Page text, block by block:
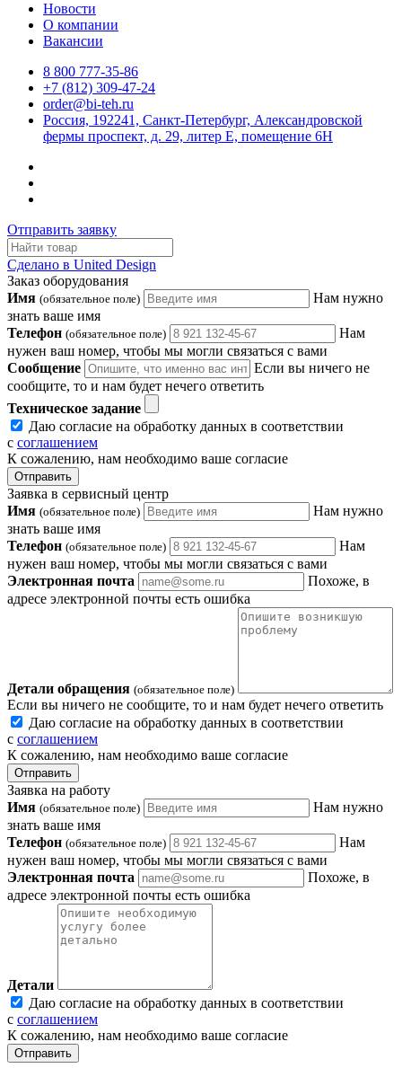
Новости
О компании
Вакансии
8 800 777-35-86
+7 (812) 309-47-24
order@bi-teh.ru
Россия, 192241, Санкт-Петербург, Александровской
фермы проспект, д. 29, литер Е, помещение 6Н
Отправить заявку
Сделано в United Design
Заказ оборудования
Имя (обязательное поле)
Нам нужно
знать ваше имя
Телефон (обязательное поле)
Нам
нужен ваш номер, чтобы мы могли связаться с вами
Сообщение
Если вы ничего не
сообщите, то и нам будет нечего ответить
Техническое задание
Даю согласие на обработку данных в соответствии
с соглашением
К сожалению, нам необходимо ваше согласие
Отправить
Заявка в сервисный центр
Имя (обязательное поле)
Нам нужно
знать ваше имя
Телефон (обязательное поле)
Нам
нужен ваш номер, чтобы мы могли связаться с вами
Электронная почта
Похоже, в
адресе электронной почты есть ошибка
Детали обращения (обязательное поле)
Если вы ничего не сообщите, то и нам будет нечего ответить
Даю согласие на обработку данных в соответствии
с соглашением
К сожалению, нам необходимо ваше согласие
Отправить
Заявка на работу
Имя (обязательное поле)
Нам нужно
знать ваше имя
Телефон (обязательное поле)
Нам
нужен ваш номер, чтобы мы могли связаться с вами
Электронная почта
Похоже, в
адресе электронной почты есть ошибка
Детали
Даю согласие на обработку данных в соответствии
с соглашением
К сожалению, нам необходимо ваше согласие
Отправить